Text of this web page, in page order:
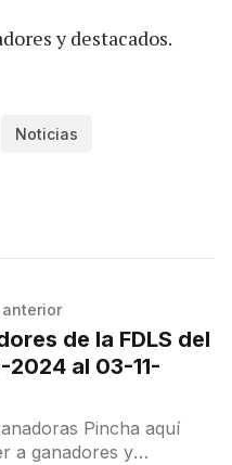
y destacados.
Noticias
de la FDLS del
2024 al 03-11-
Pincha aquí
a ganadores y